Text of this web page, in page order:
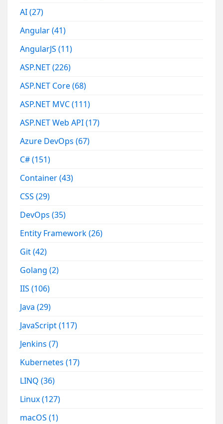
AI(27)
Angular(41)
AngularJS(11)
ASP.NET(226)
ASP.NET Core(68)
ASP.NET MVC(111)
ASP.NET Web API(17)
Azure DevOps(67)
C#(151)
Container(43)
CSS(29)
DevOps(35)
Entity Framework(26)
Git(42)
Golang(2)
IIS(106)
Java(29)
JavaScript(117)
Jenkins(7)
Kubernetes(17)
LINQ(36)
Linux(127)
macOS(1)